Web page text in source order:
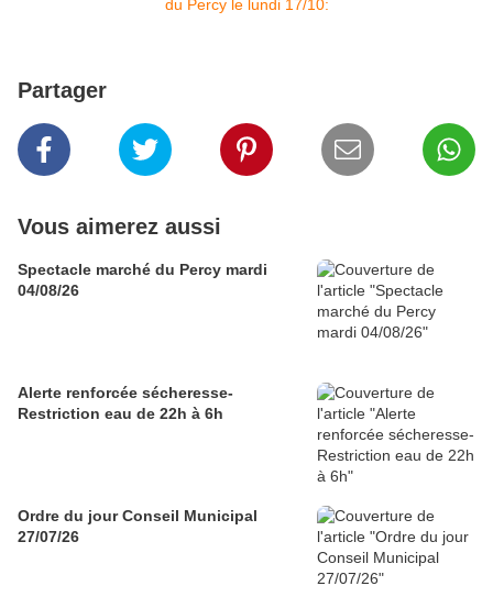
Partager
Vous aimerez aussi
Spectacle marché du Percy mardi
04/08/26
Alerte renforcée sécheresse-
Restriction eau de 22h à 6h
Ordre du jour Conseil Municipal
27/07/26